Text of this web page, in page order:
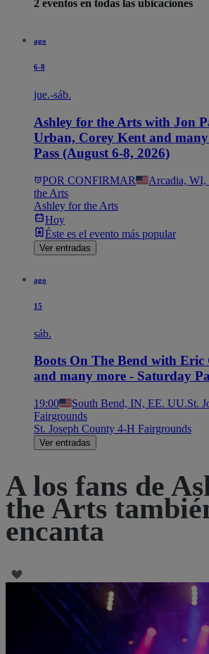
2 eventos en todas las ubicaciones
ago
6-8
jue.-sáb.
Ashley for the Arts with Jon
Urban, Corey Kent and
Pass (August 6-8, 2026)
POR CONFIRMAR Arcadia,
the Arts
Ashley for the Arts
Hoy
Éste es el evento más popular
Ver entradas
ago
15
sáb.
Boots On The Bend with
and many more - Saturday
19:00 South Bend, IN, EE. UU.St.
Fairgrounds
St. Joseph County 4-H Fairgrounds
Ver entradas
A los fans de
the Arts
encanta